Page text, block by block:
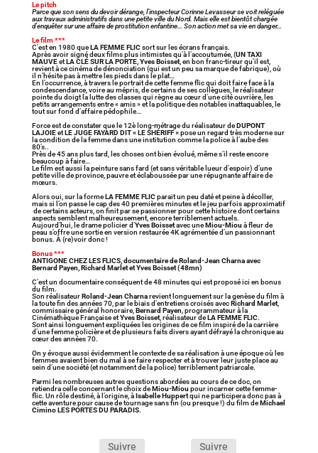
Le pitch
Parce que son sens du devoir dérange, l’inspecteur Corinne Levasseur se voit reléguée
aux travaux administratifs dans une petite ville du Nord. Mais elle est bientôt chargée
d’enquêter sur une affaire de prostitution enfantine… Son action met sa vie en danger…
Le film ***
C’est en 1980 queLA FEMME FLICsort sur les écrans français.
Après avoir signé deux films plus intimistes qu’à l’accoutumée, (UN TAXI
MAUVEetLA CLÉ SUR LA PORTE, Yves Boisset, en bon franc-tireur qu’il est,
revient à ce cinéma de dénonciation (qui est un peu sa marque de fabrique), où
il n’hésite pas à mettre les pieds dans le plat…
En l’occurrence, à travers le portrait de cette femme flic qui doit faire face à la
condescendance, voire au mépris, de certains de ses collègues, le réalisateur
pointe du doigt la lutte des classes qui règne au cœur d’une cité ouvrière, les
petits arrangements entre « amis » et la politique des notables inattaquables, le
tout sur fond d’affaire pédophile…
Force est de constater que le 12è long-métrage du réalisateur deDUPONT
LAJOIEetLE JUGE FAYARD DIT « LE SHÉRIFF »pose un regard très moderne sur
la condition de la femme dans une institution comme la police à l’aube des
80’s..
Près de 45 ans plus tard, les choses ont bien évolué, même s’il reste encore
beaucoup à faire…
Le film est aussi la peinture sans fard (et sans véritable lueur d’espoir) d’une
petite ville de province, pauvre et éclaboussée par une répugnante affaire de
mœurs.
Alors oui, sur la formeLA FEMME FLICparait un peu daté et peine à décoller,
mais si l’on passe le cap des 40 premières minutes et le jeu parfois approximatif
de certains acteurs, on finit par se passionner pour cette histoire dont certains
aspects semblent malheureusement, encore terriblement actuels.
Aujourd’hui, le drame policier d’Yves Boissetavec uneMiou-Miou à fleur de
peau s’offre une sortie en version restaurée 4K agrémentée d’un passionnant
bonus. À (re)voir donc !
Bonus***
ANTIGONE CHEZ LES FLICS, documentaire de Roland-Jean Charna avec
Bernard Payen, Richard Marlet et Yves Boisset (48mn)
C’est un documentaire conséquent de 48 minutes qui est proposé ici en bonus
du film.
Son réalisateurRoland-Jean Charnarevient longuement sur la genèse du film à
la toute fin des années 70, par le biais d’entretiens croisés avecRichard Marlet,
commissaire général honoraire, Bernard Payen , programmateur à la
Cinémathèque Française etYves Boisset, réalisateur deLA FEMME FLIC.
Sont ainsi longuement expliquées les origines de ce film inspiré de la carrière
d’une femme policière et de plusieurs faits divers ayant défrayé la chronique au
cœur des années 70.
On y évoque aussi évidemment le contexte de sa réalisation à une époque où les
femmes avaient bien du mal à se faire respecter et à trouver leur juste place au
sein d’une société (et notamment de la police) terriblement patriarcale.
Parmi les nombreuses autres questions abordées au cours de ce doc, on
retiendra celle concernant le choix deMiou-Miou pour incarner cette femme-
flic. Un rôle destiné, à l’origine, àIsabelle Huppertqui ne participera donc pas à
cette aventure pour cause de tournage sans fin (ou presque !) du film deMichael
Cimino LES PORTES DU PARADIS.
Suivre Suivre